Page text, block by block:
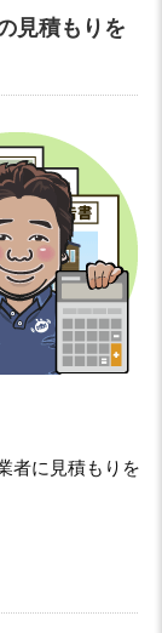
見積もりを
者に見積もりを